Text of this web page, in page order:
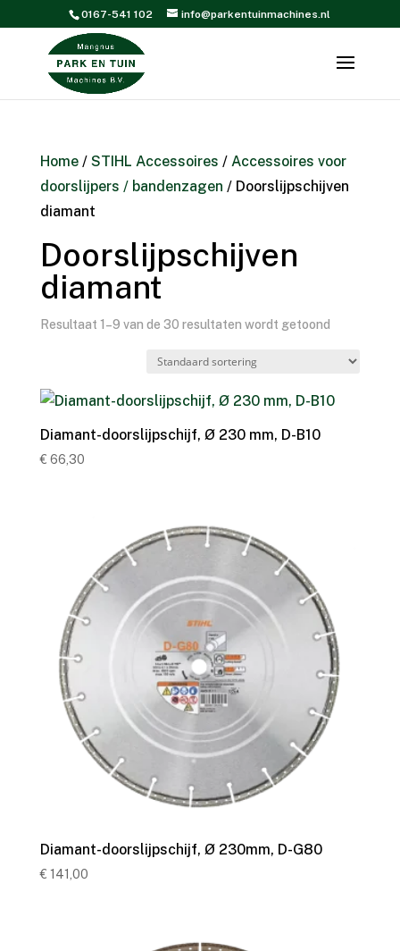
0167-541 102 info@parkentuinmachines.nl
Home/ STIHL Accessoires / Accessoires voor
doorslijpers / bandenzagen / Doorslijpschijven
diamant
Doorslijpschijven
diamant
Resultaat 1–9 van de 30 resultaten wordt getoond
Diamant-doorslijpschijf, Ø 230 mm, D-B10
€ 66,30
Diamant-doorslijpschijf, Ø 230mm, D-G80
€ 141,00